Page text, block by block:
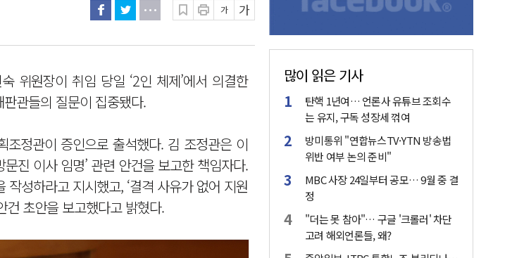
가 가
위원장이 취임 당일 ‘2인 체제’에서 의결한
관들의 질문이 집중됐다.
정관이 증인으로 출석했다. 김 조정관은 이
진 이사 임명’ 관련 안건을 보고한 책임자다.
성하라고 지시했고, ‘결격 사유가 없어 지원
건 초안을 보고했다고 밝혔다.
많이 읽은 기사
탄핵 1년여… 언론사 유튜브 조회수
는 유지, 구독 성장세 꺾여
방미통위 "연합뉴스TV·YTN 방송법
위반 여부 논의 준비"
MBC 사장 24일부터 공모… 9월 중 결
정
"더는 못 참아"… 구글 '크롤러' 차단
고려 해외언론들, 왜?